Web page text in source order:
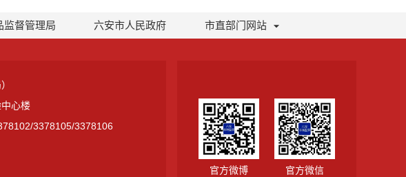
监督管理局 六安市人民政府 市直部门网站
心楼
3378105/3378106
官方微博 官方微信